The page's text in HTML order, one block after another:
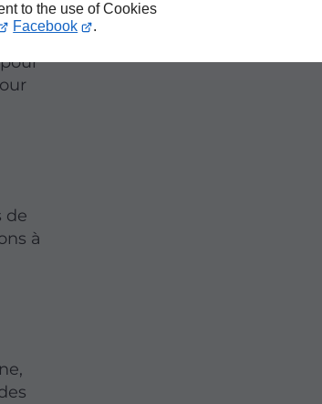
to the use of Cookies
Facebook .
de
à